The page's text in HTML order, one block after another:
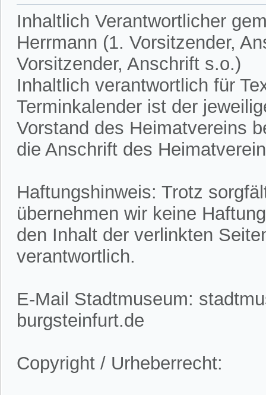
Inhaltlich Verantwortlicher
Herrmann (1. Vorsitzender,
Vorsitzender, Anschrift s.o.)
Inhaltlich verantwortlich für
Terminkalender ist der
Vorstand des Heimatvereins
die Anschrift des
Haftungshinweis: Trotz
übernehmen wir keine
den Inhalt der verlinkten
verantwortlich.
E-Mail Stadtmuseum:
burgsteinfurt.de
Copyright / Urheberrecht: